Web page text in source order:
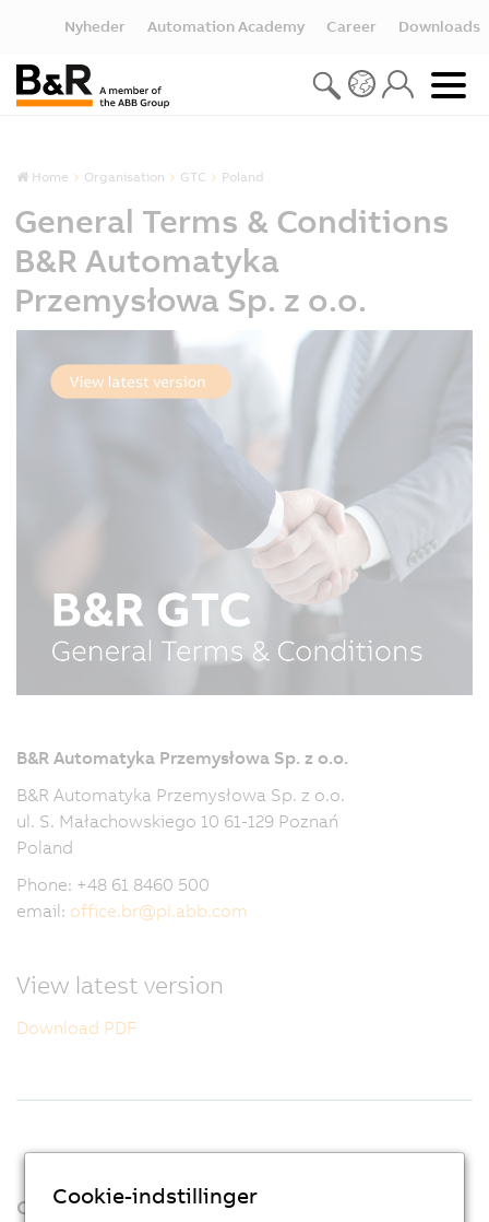
Nyheder Automation Academy Career Downloads
Home Organisation GTC Poland
General Terms & Conditions
B&R Automatyka
Przemysłowa Sp. z o.o.
B&R Automatyka Przemysłowa Sp. z o.o.
B&R Automatyka Przemysłowa Sp. z o.o.
ul. S. Małachowskiego 10 61-129 Poznań
Poland
Phone: +48 61 8460 500
email: office.br@pl.abb.com
View latest version
Download PDF
Organisation
Cookie-indstillinger